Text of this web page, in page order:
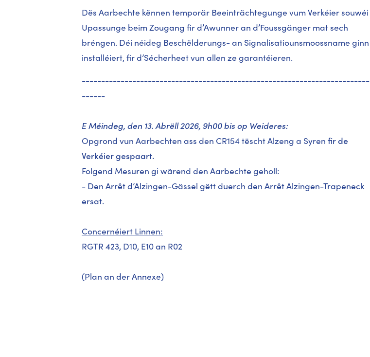
Dës Aarbechte kënnen temporär Beeinträchtegunge vum Verkéier souwéi
Upassunge beim Zougang fir d’Awunner an d’Foussgänger mat sech
bréngen. Déi néideg Beschëlderungs- an Signalisatiounsmoossname ginn
installéiert, fir d’Sécherheet vun allen ze garantéieren.
--------------------------------------------------------------------------
------
EMéindeg, den 13. Abrëll 2026, 9h00 bis op Weideres:
Opgrond vun Aarbechten ass den CR154 tëscht Alzeng a Syren fir de
Verkéier gespaart.
Folgend Mesuren gi wärend den Aarbechte geholl:
- Den Arrêt d’Alzingen-Gässel gëtt duerch den Arrêt Alzingen-Trapeneck
ersat.
Concernéiert Linnen:
RGTR 423, D10, E10 an R02
(Plan an der Annexe)